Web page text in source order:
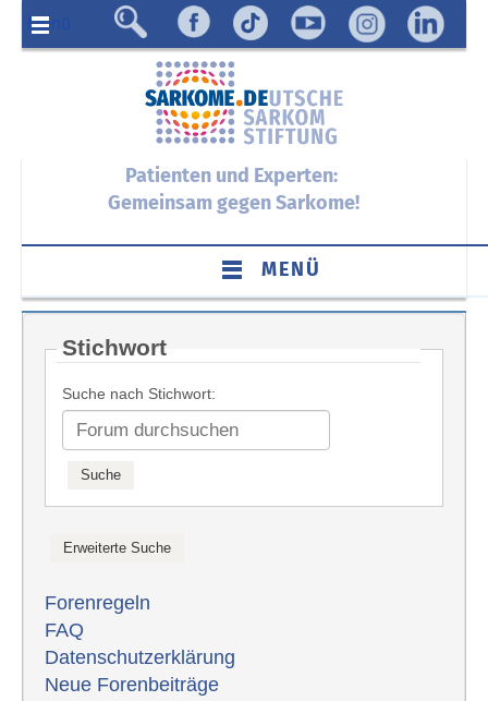
Menü
Patienten und Experten:
Gemeinsam gegen Sarkome!
MENÜ
Stichwort
Suche nach Stichwort:
Forenregeln
FAQ
Datenschutzerklärung
Neue Forenbeiträge